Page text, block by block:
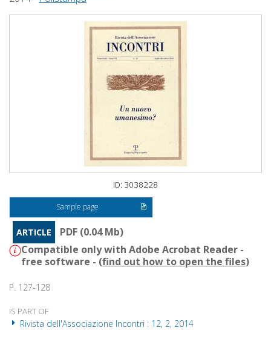
ID: 3038228
Sample page
ARTICLE
PDF (0.04 Mb)
Compatible only with Adobe Acrobat Reader -
free software - (find out how to open the files)
P. 127-128
IS PART OF
Rivista dell'Associazione Incontri : 12, 2, 2014